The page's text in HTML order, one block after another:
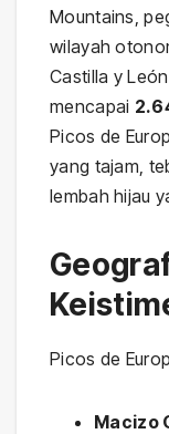
Mountains,
wilayah
Castilla y
mencapai
Picos de
yang tajam,
lembah hijau
Picos de
Macizo